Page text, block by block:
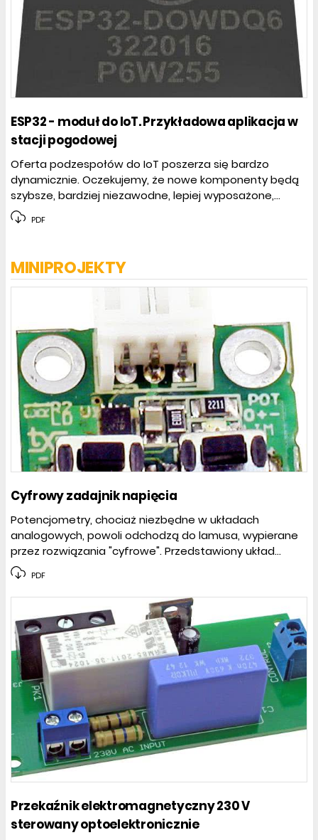
ESP32 - moduł do IoT. Przykładowa aplikacja w
stacji pogodowej
Oferta podzespołów do IoT poszerza się bardzo
dynamicznie. Oczekujemy, że nowe komponenty będą
szybsze, bardziej niezawodne, lepiej wyposażone,...
PDF
MINIPROJEKTY
Cyfrowy zadajnik napięcia
Potencjometry, chociaż niezbędne w układach
analogowych, powoli odchodzą do lamusa, wypierane
przez rozwiązania "cyfrowe". Przedstawiony układ...
PDF
Przekaźnik elektromagnetyczny 230 V
sterowany optoelektronicznie